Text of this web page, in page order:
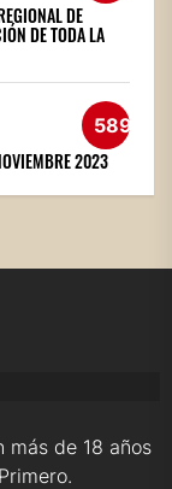
DE
DE TODA LA
589
2023
más de 18 años